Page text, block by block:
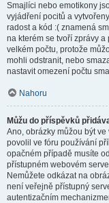
Smajlíci nebo emotikony
vyjádření pocitů a
radost a kód :( znamená
na kterém se tvoří zprávy
velkém počtu, protože
mohli odstranit, nebo
nastavit omezení počtu
Nahoru
Můžu do příspěvků
Ano, obrázky můžou být
povolil ve fóru používání
opačném případě musíte
přístupném webovém
Nemůžete odkázat na
není veřejně přístupný
autentizačním